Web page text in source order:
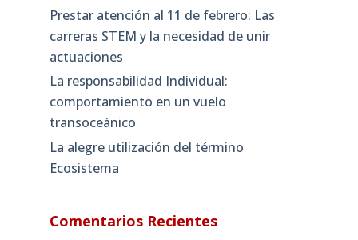
Prestar atención al 11 de febrero: Las
carreras STEM y la necesidad de unir
actuaciones
La responsabilidad Individual:
comportamiento en un vuelo
transoceánico
La alegre utilización del término
Ecosistema
Comentarios Recientes